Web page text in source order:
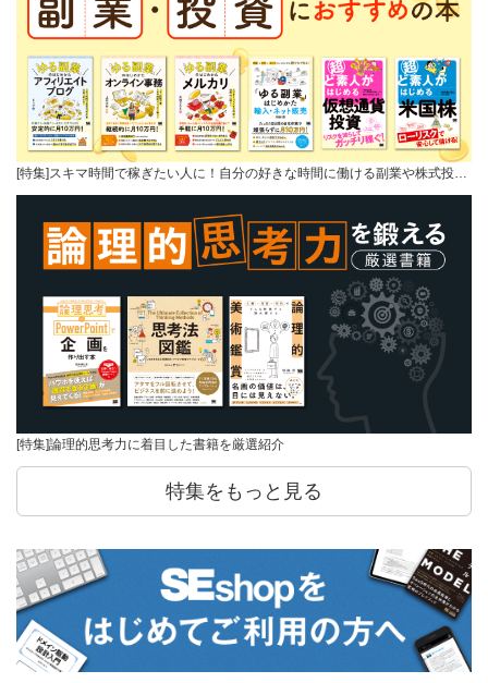
[特集]スキマ時間で稼ぎたい人に！自分の好きな時間に働ける副業や株式投…
[特集]論理的思考力に着目した書籍を厳選紹介
特集をもっと見る